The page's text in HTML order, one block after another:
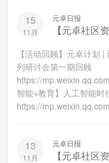
15
11月
元卓日报
【元卓社区
【活动回顾】元卓计划
列研讨会第一期回顾
https://
智能+教育】人工智能时
https://
13
11月
元卓日报
【元卓社区